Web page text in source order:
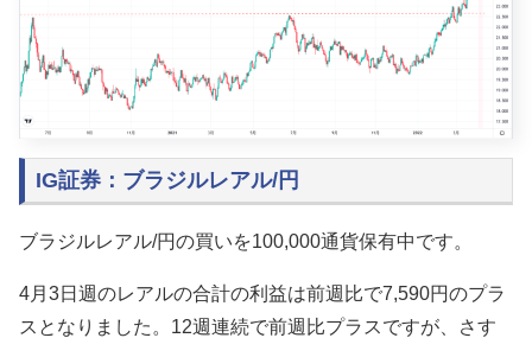
IG証券：ブラジルレアル/円
ブラジルレアル/円の買いを100,000通貨保有中です。
4月3日週のレアルの合計の利益は前週比で7,590円のプラ
スとなりました。12週連続で前週比プラスですが、さす